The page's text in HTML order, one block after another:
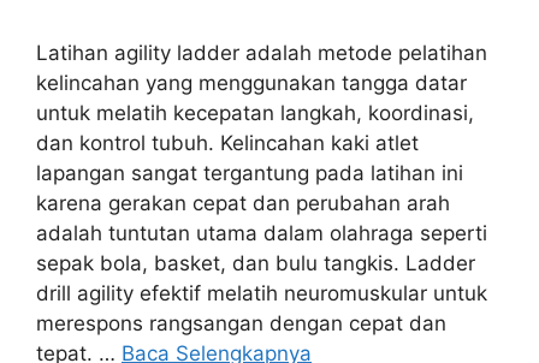
Latihan agility ladder adalah metode pelatihan
kelincahan yang menggunakan tangga datar
untuk melatih kecepatan langkah, koordinasi,
dan kontrol tubuh. Kelincahan kaki atlet
lapangan sangat tergantung pada latihan ini
karena gerakan cepat dan perubahan arah
adalah tuntutan utama dalam olahraga seperti
sepak bola, basket, dan bulu tangkis. Ladder
drill agility efektif melatih neuromuskular untuk
merespons rangsangan dengan cepat dan
tepat. … Baca Selengkapnya